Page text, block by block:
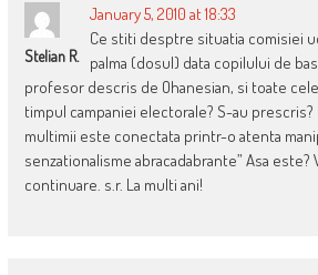
Stelian R.
January 5, 2010 at 18:33
Ce stiti desptre situatia comisiei
palma (dosul) data copilului de
profesor descris de Ohanesian, si toate
timpul campaniei electorale? S-au prescris?
multimii este conectata printr-o atenta
senzationalisme abracadabrante” Asa
continuare. s.r. La multi ani!